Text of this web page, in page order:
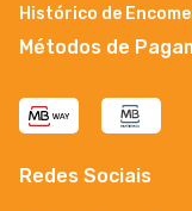
Histórico de
Métodos de
Redes Sociais